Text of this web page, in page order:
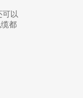
可以
都